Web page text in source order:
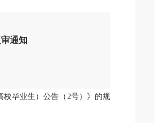
通知
毕业生）公告（2号）》的规